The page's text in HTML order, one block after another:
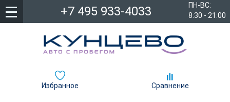
ПН-ВС:
8:30 - 21:00
+7 495 933-4033
Избранное Сравнение